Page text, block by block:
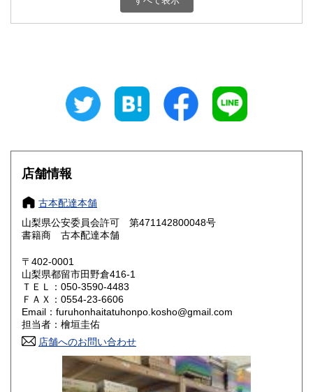
800円 三重県
大阪府
奈良県
鳥取県 800円 島根県
岡山県
山口県 800円
香川県 800円 愛媛県
高知県 800円
800円 長崎県
店舗情報
古本配達本舗
山梨県公安委員会許可 第471142800048号
書籍商 古本配達本舗
〒402-0001
山梨県都留市田野倉416-1
ＴＥＬ：050-3590-4483
ＦＡＸ：0554-23-6606
Email：furuhonhaitatuhonpo.kosho@gmail.com
担当者：檜垣圭佑
店舗へのお問い合わせ